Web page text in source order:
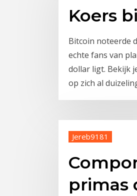
Koers
Bitcoin noteerde
echte fans van
dollar ligt. Bekijk
op zich al
Jereb9181
primas